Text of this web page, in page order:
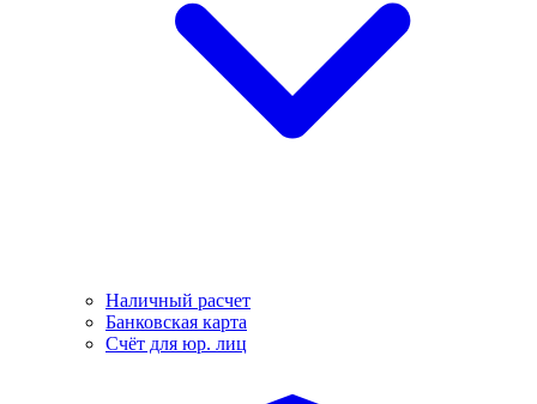
Наличный расчет
Банковская карта
Счёт для юр. лиц